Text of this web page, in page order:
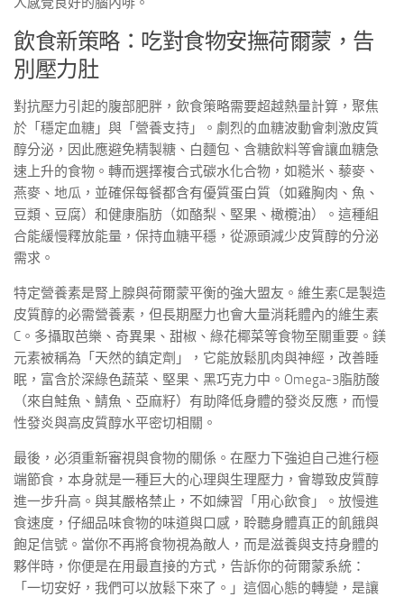
飲食新策略：吃對食物安撫荷爾蒙，告
別壓力肚
對抗壓力引起的腹部肥胖，飲食策略需要超越熱量計算，聚焦
於「穩定血糖」與「營養支持」。劇烈的血糖波動會刺激皮質
醇分泌，因此應避免精製糖、白麵包、含糖飲料等會讓血糖急
速上升的食物。轉而選擇複合式碳水化合物，如糙米、藜麥、
燕麥、地瓜，並確保每餐都含有優質蛋白質（如雞胸肉、魚、
豆類、豆腐）和健康脂肪（如酪梨、堅果、橄欖油）。這種組
合能緩慢釋放能量，保持血糖平穩，從源頭減少皮質醇的分泌
需求。
特定營養素是腎上腺與荷爾蒙平衡的強大盟友。維生素C是製造
皮質醇的必需營養素，但長期壓力也會大量消耗體內的維生素
C。多攝取芭樂、奇異果、甜椒、綠花椰菜等食物至關重要。鎂
元素被稱為「天然的鎮定劑」，它能放鬆肌肉與神經，改善睡
眠，富含於深綠色蔬菜、堅果、黑巧克力中。Omega-3脂肪酸
（來自鮭魚、鯖魚、亞麻籽）有助降低身體的發炎反應，而慢
性發炎與高皮質醇水平密切相關。
最後，必須重新審視與食物的關係。在壓力下強迫自己進行極
端節食，本身就是一種巨大的心理與生理壓力，會導致皮質醇
進一步升高。與其嚴格禁止，不如練習「用心飲食」。放慢進
食速度，仔細品味食物的味道與口感，聆聽身體真正的飢餓與
飽足信號。當你不再將食物視為敵人，而是滋養與支持身體的
夥伴時，你便是在用最直接的方式，告訴你的荷爾蒙系統：
「一切安好，我們可以放鬆下來了。」這個心態的轉變，是讓